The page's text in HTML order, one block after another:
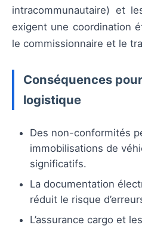
intracommunautaire) et
exigent une coordination
le commissionnaire et le
Conséquences
logistique
Des non-conformités
immobilisations de
significatifs.
La documentation
réduit le risque
L’assurance cargo et